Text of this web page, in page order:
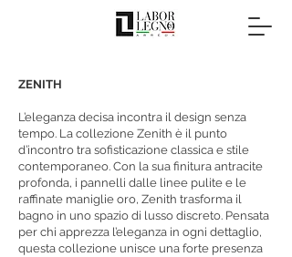
ZENITH
L’eleganza decisa incontra il design senza
tempo. La collezione Zenith è il punto
d’incontro tra sofisticazione classica e stile
contemporaneo. Con la sua finitura antracite
profonda, i pannelli dalle linee pulite e le
raffinate maniglie oro, Zenith trasforma il
bagno in uno spazio di lusso discreto. Pensata
per chi apprezza l’eleganza in ogni dettaglio,
questa collezione unisce una forte presenza